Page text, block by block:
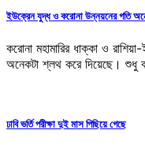
ইউক্রেন যুদ্ধ ও করোনা উন্নয়নের গতি
করোনা মহামারির ধাক্কা ও
অনেকটা শ্লথ করে দিয়েছে। শুধু
ঢাবি ভর্তি পরীক্ষা দুই মাস পিছিয়ে গেছে